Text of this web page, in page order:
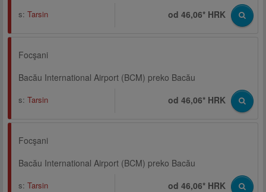
s: Tarsin od 46,06* HRK
Focşani
Bacău International Airport (BCM) preko Bacău
s: Tarsin od 46,06* HRK
Focşani
Bacău International Airport (BCM) preko Bacău
s: Tarsin od 46,06* HRK